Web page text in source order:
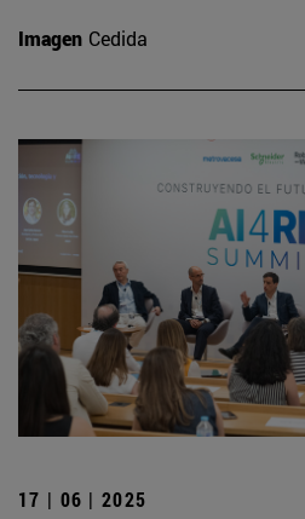
Imagen Cedida
17 | 06 | 2025